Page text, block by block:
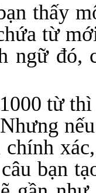
thấy
từ
ngữ
từ thì
bạn